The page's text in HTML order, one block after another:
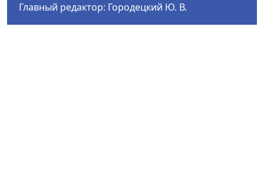
Главный редактор: Городецкий Ю. В.